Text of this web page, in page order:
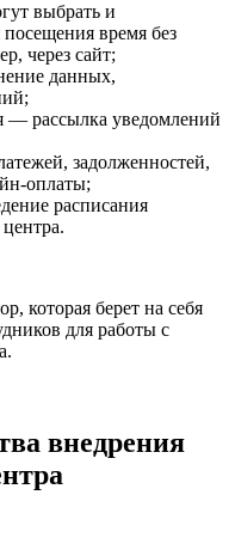
выбрать и
посещения время без
через сайт;
данных,
— рассылка уведомлений
задолженностей,
оплаты;
расписания
которая берет на себя
для работы с
внедрения